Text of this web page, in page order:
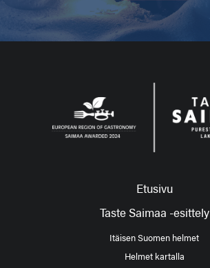
Etusivu
Taste Saimaa -esittely
Itäisen Suomen helmet
Helmet kartalla